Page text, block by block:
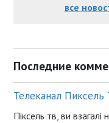
все
Последние
Телеканал Пиксель
Піксель тв, ви взагалі